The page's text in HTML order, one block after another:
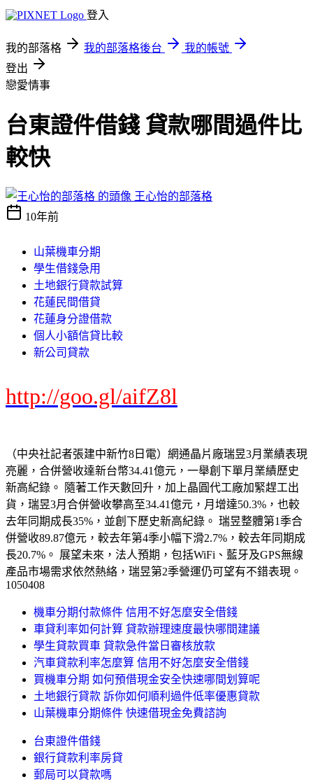
登入
我的部落格 我的部落格後台
我的帳號
登出
戀愛情事
台東證件借錢 貸款哪間過件比
較快
王心怡的部落格
10年前
山葉機車分期
學生借錢急用
土地銀行貸款試算
花蓮民間借貸
花蓮身分證借款
個人小額信貸比較
新公司貸款
http://goo.gl/aifZ8l
（中央社記者張建中新竹8日電）網通晶片廠瑞昱3月業績表現
亮麗，合併營收達新台幣34.41億元，一舉創下單月業績歷史
新高紀錄。 隨著工作天數回升，加上晶圓代工廠加緊趕工出
貨，瑞昱3月合併營收攀高至34.41億元，月增達50.3%，也較
去年同期成長35%，並創下歷史新高紀錄。 瑞昱整體第1季合
併營收89.87億元，較去年第4季小幅下滑2.7%，較去年同期成
長20.7%。 展望未來，法人預期，包括WiFi、藍牙及GPS無線
產品市場需求依然熱絡，瑞昱第2季營運仍可望有不錯表現。
1050408
機車分期付款條件 信用不好怎麼安全借錢
車貸利率如何計算 貸款辦理速度最快哪間建議
學生貸款買車 貸款急件當日審核放款
汽車貸款利率怎麼算 信用不好怎麼安全借錢
買機車分期 如何預借現金安全快速哪間划算呢
土地銀行貸款 訴你如何順利過件低率優惠貸款
山葉機車分期條件 快速借現金免費諮詢
台東證件借錢
銀行貸款利率房貸
郵局可以貸款嗎